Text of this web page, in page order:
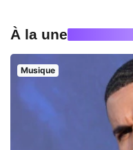
À la une
Musique